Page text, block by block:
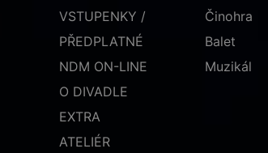
VSTUPENKY /
PŘEDPLATNÉ
NDM ON-LINE
O DIVADLE
EXTRA
ATELIÉR
Činohra
Balet
Muzikál